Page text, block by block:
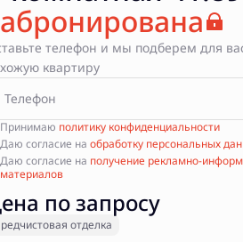
телефон и мы подберем для
квартиру
Принимаю политику конфиденциальности
Даю согласие на обработку персональных
Даю согласие на получение рекламно-
материалов
по запросу
отделка